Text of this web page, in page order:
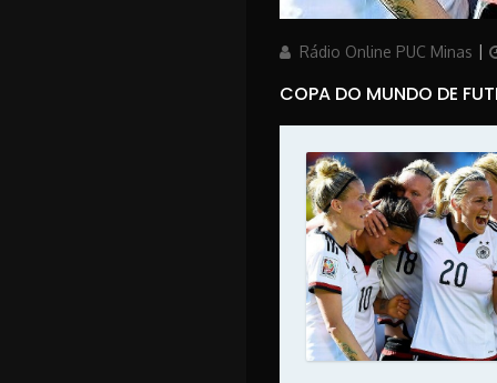
AuthorRádio Online PUC Minas
COPA DO MUNDO DE